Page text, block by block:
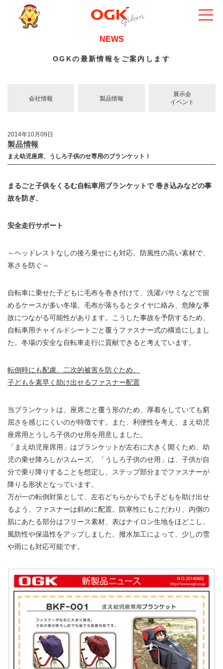
NEWS
OGKの最新情報をご案内します
会社情報 製品情報
展示会
イベント
2014年10月09日
製品情報
まえ幼児座席、うしろ子供のせ専用のブランケット！
まるごと子供をくるむ自転車用ブランケットで 巻き込みなどの事
故を防ぎ、
安全走行サポート
～ヘッドレストなしの後ろ乗せにも対応。防風性の高い素材で、
寒さを防ぐ～
自転車に乗せた子どもに毛布を巻き付けて、洗濯バサミなどで留
めるケースが多い冬場。毛布が落ちるとタイヤに絡み、危険な事
故につながる可能性があります。こうした事故を予防するため、
自転車用チャイルドシートごと覆うファスナー式の構造にしまし
た。冬場の安全な自転車走行に貢献できると考えています。
転倒時にも配慮。二次的被害を防ぐため、
子どもを素早く助け出せるファスナー配置
当ブランケットは、座席ごと覆う形のため、厚着をしていても窮
屈さを感じにくいのが特徴です。また、利便性を考え、まえ幼児
座席用とうしろ子供のせ用を用意しました。
「まえ幼児座席用」はブランケットが左右に大きく開くため、幼
児の乗せ降ろしがスムーズ。「うしろ子供のせ用」は、子供が自
分で乗り降りすることを想定し、ステップ部分までファスナーが
降りる形状となっています。
万が一の転倒対策として、左右どちらからでも子どもを助け出せ
るよう、ファスナーは斜めに配置。防寒性にもこだわり、内側の
肌にあたる部分はフリース素材、表はナイロン生地をほどこし、
風防性や保温性をアップしました。撥水加工によって、少しの雪
や雨にも対応可能です。